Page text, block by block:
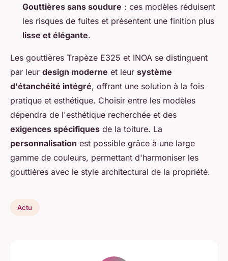
Gouttières sans soudure : ces modèles réduisent
les risques de fuites et présentent une finition plus
lisse et élégante.
Les gouttières Trapèze E325 et INOA se distinguent
par leur design moderne et leur système
d'étanchéité intégré, offrant une solution à la fois
pratique et esthétique. Choisir entre les modèles
dépendra de l'esthétique recherchée et des
exigences spécifiques de la toiture. La
personnalisation est possible grâce à une large
gamme de couleurs, permettant d'harmoniser les
gouttières avec le style architectural de la propriété.
Actu